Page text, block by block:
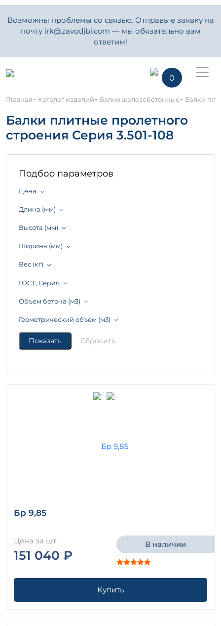
Возможны проблемы со связью. Отправьте заявку на
почту irk@zavodjbi.com — мы обязательно вам
ответим!
0
Главная- Каталог изделий- Балки железобетонные- Балки
Балки плитные пролетного
строения Серия 3.501-108
Подбор параметров
Цена
Длина (мм)
Высота (мм)
Ширина (мм)
Вес (кг)
ГОСТ, Серия
Объем бетона (м3)
Геометрический объем (м3)
Бр 9,85
Цена за шт.
151 040 ₽
В наличии
Купить